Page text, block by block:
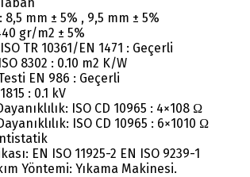
mm ± 5% , 9,5 mm ± 5%
gr/m2 ± 5%
TR 10361/EN 1471 : Geçerli
8302 : 0.10 m2 K/W
EN 986 : Geçerli
: 0.1 kV
ISO CD 10965 : 4×108 Ω
ISO CD 10965 : 6×1010 Ω
EN ISO 11925-2 EN ISO 9239-1
Yöntemi: Yıkama Makinesi.